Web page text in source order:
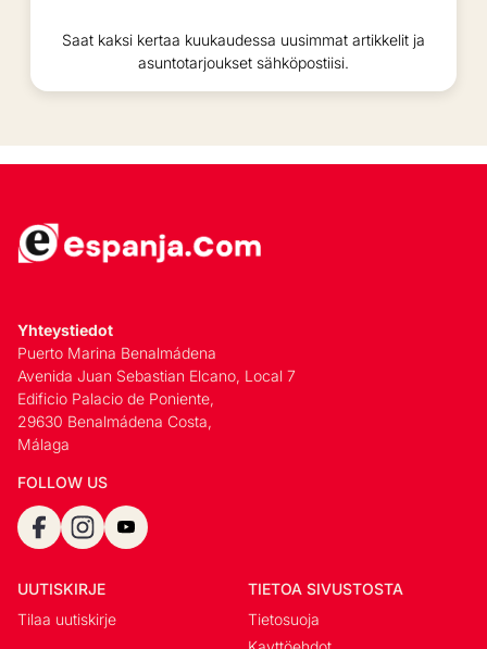
Saat kaksi kertaa kuukaudessa uusimmat artikkelit ja
asuntotarjoukset sähköpostiisi.
Yhteystiedot
Puerto Marina Benalmádena
Avenida Juan Sebastian Elcano, Local 7
Edificio Palacio de Poniente,
29630 Benalmádena Costa,
Málaga
FOLLOW US
UUTISKIRJE
Tilaa uutiskirje
TIETOA SIVUSTOSTA
Tietosuoja